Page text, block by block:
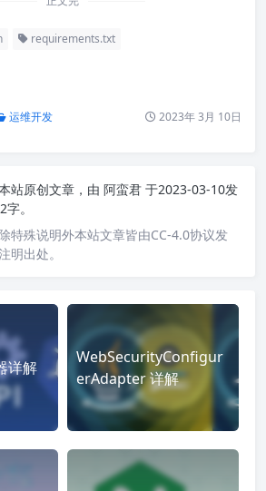
requirements.txt
运维开发 2023年 3月 10日
站原创文章，由 阿蛮君 于2023-03-10发
。
特殊说明外本站文章皆由CC-4.0协议发
明出处。
详解
WebSecurityConfigur
erAdapter 详解